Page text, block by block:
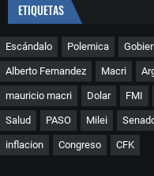
ETIQUETAS
Escándalo Polemica
Alberto Fernandez Macri
mauricio macri Dolar FMI
Salud PASO Milei
inflacion Congreso CFK